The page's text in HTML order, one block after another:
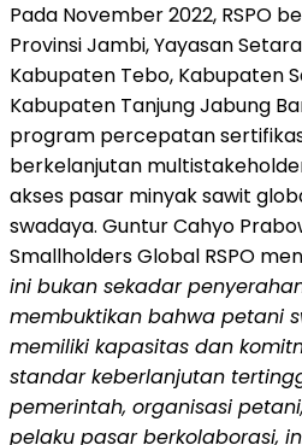
Pada November 2022, RSPO
Provinsi Jambi, Yayasan
Kabupaten Tebo, Kabupaten
Kabupaten Tanjung Jabung
program percepatan
berkelanjutan
akses pasar minyak sawit
swadaya. Guntur Cahyo
Smallholders Global RSPO
ini bukan sekadar
membuktikan bahwa petani
memiliki kapasitas dan
standar keberlanjutan
pemerintah, organisasi
pelaku pasar berkolaborasi,